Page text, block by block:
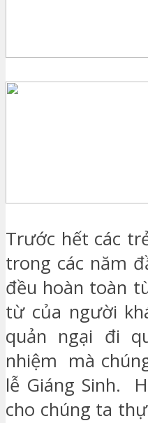
Trước hết các
trong các năm
đều hoàn toàn
từ của người
quản ngại đi
nhiệm mà
lễ Giáng Sinh.
cho chúng ta